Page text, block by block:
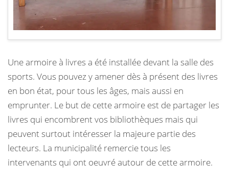
Une armoire à livres a été installée devant la salle des
sports. Vous pouvez y amener dès à présent des livres
en bon état, pour tous les âges, mais aussi en
emprunter. Le but de cette armoire est de partager les
livres qui encombrent vos bibliothèques mais qui
peuvent surtout intéresser la majeure partie des
lecteurs. La municipalité remercie tous les
intervenants qui ont oeuvré autour de cette armoire.